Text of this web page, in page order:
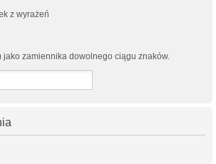
z wyrażeń
jako zamiennika dowolnego ciągu znaków.